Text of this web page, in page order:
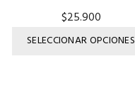
$25.900
SELECCIONAR OPCIONES